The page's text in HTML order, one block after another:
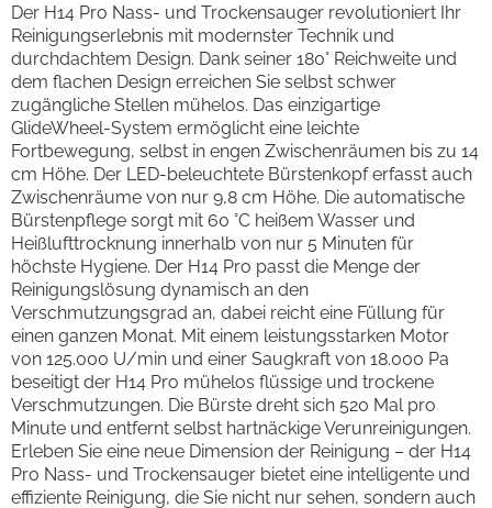
Der H14 Pro Nass- und Trockensauger revolutioniert Ihr
Reinigungserlebnis mit modernster Technik und
durchdachtem Design. Dank seiner 180° Reichweite und
dem flachen Design erreichen Sie selbst schwer
zugängliche Stellen mühelos. Das einzigartige
GlideWheel-System ermöglicht eine leichte
Fortbewegung, selbst in engen Zwischenräumen bis zu 14
cm Höhe. Der LED-beleuchtete Bürstenkopf erfasst auch
Zwischenräume von nur 9,8 cm Höhe. Die automatische
Bürstenpflege sorgt mit 60 °C heißem Wasser und
Heißlufttrocknung innerhalb von nur 5 Minuten für
höchste Hygiene. Der H14 Pro passt die Menge der
Reinigungslösung dynamisch an den
Verschmutzungsgrad an, dabei reicht eine Füllung für
einen ganzen Monat. Mit einem leistungsstarken Motor
von 125.000 U/min und einer Saugkraft von 18.000 Pa
beseitigt der H14 Pro mühelos flüssige und trockene
Verschmutzungen. Die Bürste dreht sich 520 Mal pro
Minute und entfernt selbst hartnäckige Verunreinigungen.
Erleben Sie eine neue Dimension der Reinigung – der H14
Pro Nass- und Trockensauger bietet eine intelligente und
effiziente Reinigung, die Sie nicht nur sehen, sondern auch